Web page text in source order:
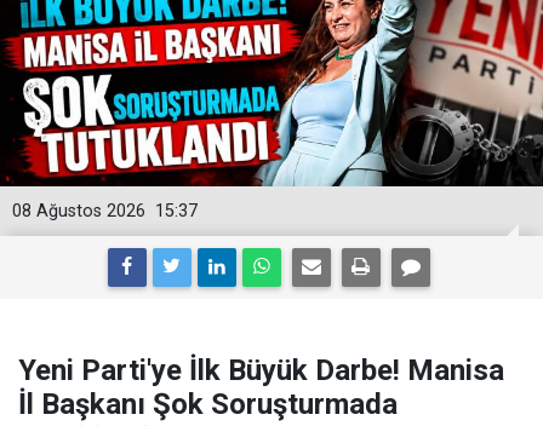
15:37
08 Ağustos 2026
Yeni Parti'ye İlk Büyük Darbe! Manisa
İl Başkanı Şok Soruşturmada